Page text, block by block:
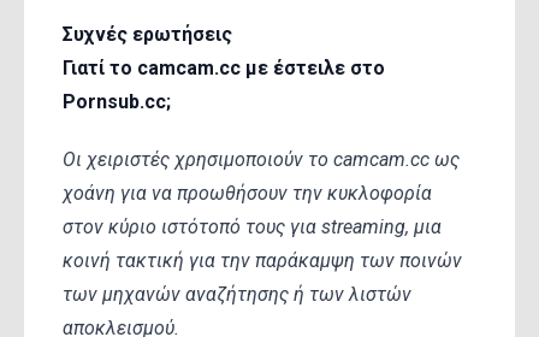
Συχνές ερωτήσεις
Γιατί το camcam.cc με έστειλε στο
Pornsub.cc;
Οι χειριστές χρησιμοποιούν το camcam.cc ως
χοάνη για να προωθήσουν την κυκλοφορία
στον κύριο ιστότοπό τους για streaming, μια
κοινή τακτική για την παράκαμψη των ποινών
των μηχανών αναζήτησης ή των λιστών
αποκλεισμού.